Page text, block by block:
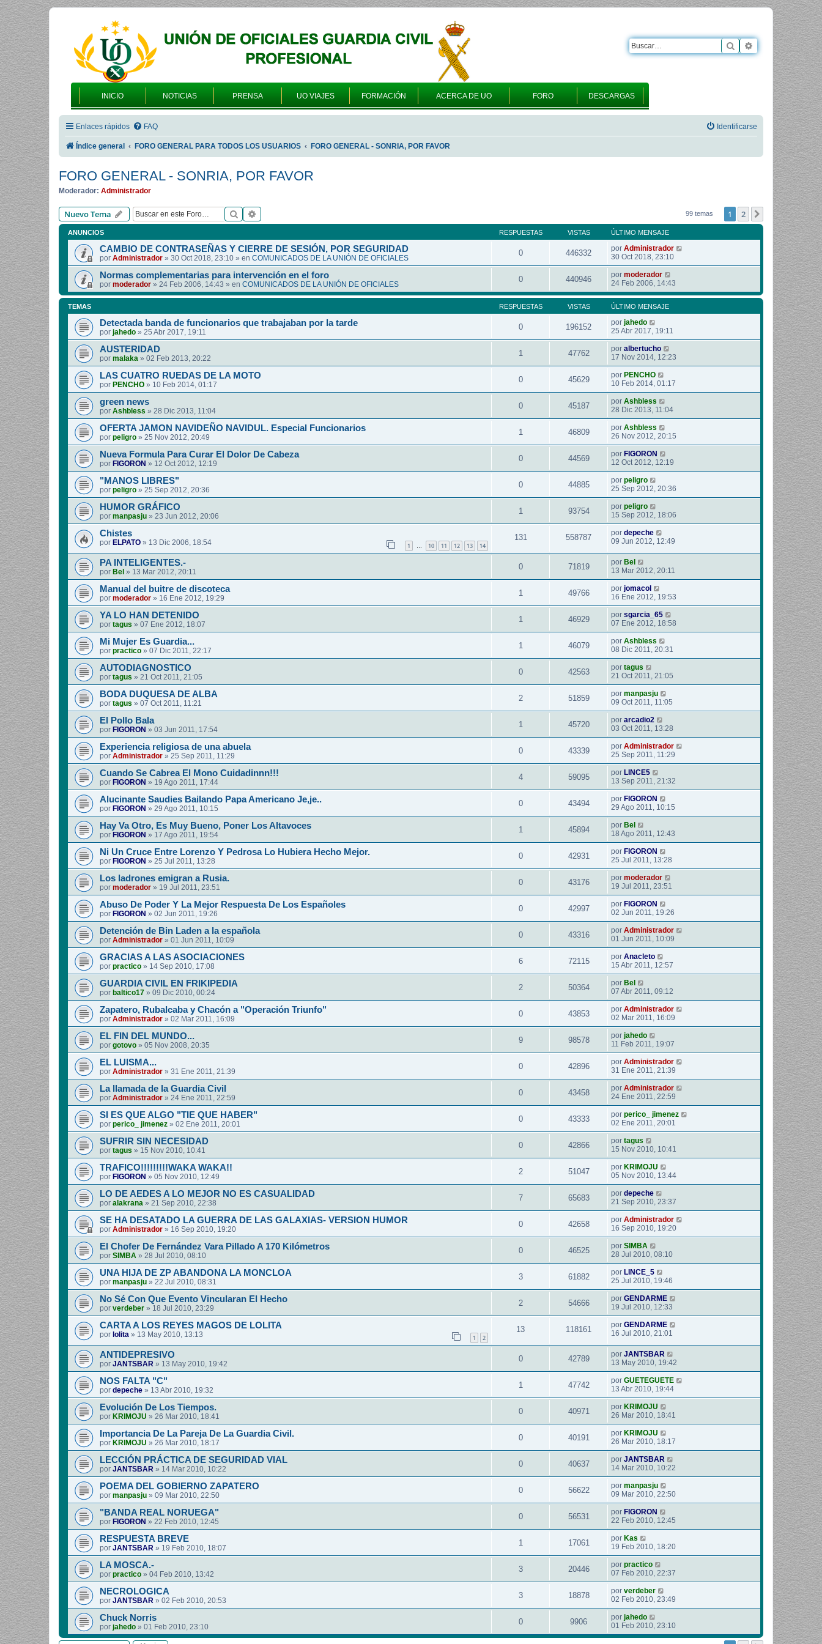
INICIO NOTICIAS PRENSA UO VIAJES FORMACIÓN ACERCA DE UO FORO DESCARGAS
Buscar Búsqueda
Enlaces rápidos FAQ Identificarse
Índice general FORO GENERAL PARA TODOS LOS USUARIOS FORO GENERAL - SONRIA, POR FAVOR
FORO GENERAL - SONRIA, POR FAVOR
Moderador: Administrador
Nuevo Tema Buscar 99 temas 1 2 Siguiente
ANUNCIOS RESPUESTAS VISTAS ÚLTIMO MENSAJE
CAMBIO DE CONTRASEÑAS Y CIERRE DE SESIÓN, POR SEGURIDAD
por Administrador » 30 Oct 2018, 23:10 » en COMUNICADOS DE LA UNIÓN DE OFICIALES
0 446332 por Administrador
30 Oct 2018, 23:10
Normas complementarias para intervención en el foro
por moderador » 24 Feb 2006, 14:43 » en COMUNICADOS DE LA UNIÓN DE OFICIALES
0 440946 por moderador
24 Feb 2006, 14:43
TEMAS RESPUESTAS VISTAS ÚLTIMO MENSAJE
Detectada banda de funcionarios que trabajaban por la tarde
por jahedo » 25 Abr 2017, 19:11
0 196152 por jahedo
25 Abr 2017, 19:11
AUSTERIDAD
por malaka » 02 Feb 2013, 20:22
1 47762 por albertucho
17 Nov 2014, 12:23
LAS CUATRO RUEDAS DE LA MOTO
por PENCHO » 10 Feb 2014, 01:17
0 45629 por PENCHO
10 Feb 2014, 01:17
green news
por Ashbless » 28 Dic 2013, 11:04
0 45187 por Ashbless
28 Dic 2013, 11:04
OFERTA JAMON NAVIDEÑO NAVIDUL. Especial Funcionarios
por peligro » 25 Nov 2012, 20:49
1 46809 por Ashbless
26 Nov 2012, 20:15
Nueva Formula Para Curar El Dolor De Cabeza
por FIGORON » 12 Oct 2012, 12:19
0 44569 por FIGORON
12 Oct 2012, 12:19
"MANOS LIBRES"
por peligro » 25 Sep 2012, 20:36
0 44885 por peligro
25 Sep 2012, 20:36
HUMOR GRÁFICO
por manpasju » 23 Jun 2012, 20:06
1 93754 por peligro
15 Sep 2012, 18:06
Chistes
por ELPATO » 13 Dic 2006, 18:54 1 10 11 12 13 14
131 558787 por depeche
09 Jun 2012, 12:49
PA INTELIGENTES.-
por Bel » 13 Mar 2012, 20:11
0 71819 por Bel
13 Mar 2012, 20:11
Manual del buitre de discoteca
por moderador » 16 Ene 2012, 19:29
1 49766 por jomacol
16 Ene 2012, 19:53
YA LO HAN DETENIDO
por tagus » 07 Ene 2012, 18:07
1 46929 por sgarcia_65
07 Ene 2012, 18:58
Mi Mujer Es Guardia...
por practico » 07 Dic 2011, 22:17
1 46079 por Ashbless
08 Dic 2011, 20:31
AUTODIAGNOSTICO
por tagus » 21 Oct 2011, 21:05
0 42563 por tagus
21 Oct 2011, 21:05
BODA DUQUESA DE ALBA
por tagus » 07 Oct 2011, 11:21
2 51859 por manpasju
09 Oct 2011, 11:05
El Pollo Bala
por FIGORON » 03 Jun 2011, 17:54
1 45720 por arcadio2
03 Oct 2011, 13:28
Experiencia religiosa de una abuela
por Administrador » 25 Sep 2011, 11:29
0 43339 por Administrador
25 Sep 2011, 11:29
Cuando Se Cabrea El Mono Cuidadinnn!!!
por FIGORON » 19 Ago 2011, 17:44
4 59095 por LINCE5
13 Sep 2011, 21:32
Alucinante Saudies Bailando Papa Americano Je,je..
por FIGORON » 29 Ago 2011, 10:15
0 43494 por FIGORON
29 Ago 2011, 10:15
Hay Va Otro, Es Muy Bueno, Poner Los Altavoces
por FIGORON » 17 Ago 2011, 19:54
1 45894 por Bel
18 Ago 2011, 12:43
Ni Un Cruce Entre Lorenzo Y Pedrosa Lo Hubiera Hecho Mejor.
por FIGORON » 25 Jul 2011, 13:28
0 42931 por FIGORON
25 Jul 2011, 13:28
Los ladrones emigran a Rusia.
por moderador » 19 Jul 2011, 23:51
0 43176 por moderador
19 Jul 2011, 23:51
Abuso De Poder Y La Mejor Respuesta De Los Españoles
por FIGORON » 02 Jun 2011, 19:26
0 42997 por FIGORON
02 Jun 2011, 19:26
Detención de Bin Laden a la española
por Administrador » 01 Jun 2011, 10:09
0 43316 por Administrador
01 Jun 2011, 10:09
GRACIAS A LAS ASOCIACIONES
por practico » 14 Sep 2010, 17:08
6 72115 por Anacleto
15 Abr 2011, 12:57
GUARDIA CIVIL EN FRIKIPEDIA
por baltico17 » 09 Dic 2010, 00:24
2 50364 por Bel
07 Abr 2011, 09:12
Zapatero, Rubalcaba y Chacón a "Operación Triunfo"
por Administrador » 02 Mar 2011, 16:09
0 43853 por Administrador
02 Mar 2011, 16:09
EL FIN DEL MUNDO...
por gotovo » 05 Nov 2008, 20:35
9 98578 por jahedo
11 Feb 2011, 19:07
EL LUISMA...
por Administrador » 31 Ene 2011, 21:39
0 42896 por Administrador
31 Ene 2011, 21:39
La llamada de la Guardia Civil
por Administrador » 24 Ene 2011, 22:59
0 43458 por Administrador
24 Ene 2011, 22:59
SI ES QUE ALGO "TIE QUE HABER"
por perico_ jimenez » 02 Ene 2011, 20:01
0 43333 por perico_ jimenez
02 Ene 2011, 20:01
SUFRIR SIN NECESIDAD
por tagus » 15 Nov 2010, 10:41
0 42866 por tagus
15 Nov 2010, 10:41
TRAFICO!!!!!!!!!WAKA WAKA!!
por FIGORON » 05 Nov 2010, 12:49
2 51047 por KRIMOJU
05 Nov 2010, 13:44
LO DE AEDES A LO MEJOR NO ES CASUALIDAD
por alakrana » 21 Sep 2010, 22:38
7 65683 por depeche
21 Sep 2010, 23:37
SE HA DESATADO LA GUERRA DE LAS GALAXIAS- VERSION HUMOR
por Administrador » 16 Sep 2010, 19:20
0 42658 por Administrador
16 Sep 2010, 19:20
El Chofer De Fernández Vara Pillado A 170 Kilómetros
por SIMBA » 28 Jul 2010, 08:10
0 46525 por SIMBA
28 Jul 2010, 08:10
UNA HIJA DE ZP ABANDONA LA MONCLOA
por manpasju » 22 Jul 2010, 08:31
3 61882 por LINCE_5
25 Jul 2010, 19:46
No Sé Con Que Evento Vincularan El Hecho
por verdeber » 18 Jul 2010, 23:29
2 54666 por GENDARME
19 Jul 2010, 12:33
CARTA A LOS REYES MAGOS DE LOLITA
por lolita » 13 May 2010, 13:13 1 2
13 118161 por GENDARME
16 Jul 2010, 21:01
ANTIDEPRESIVO
por JANTSBAR » 13 May 2010, 19:42
0 42789 por JANTSBAR
13 May 2010, 19:42
NOS FALTA "C"
por depeche » 13 Abr 2010, 19:32
1 47742 por GUETEGUETE
13 Abr 2010, 19:44
Evolución De Los Tiempos.
por KRIMOJU » 26 Mar 2010, 18:41
0 40971 por KRIMOJU
26 Mar 2010, 18:41
Importancia De La Pareja De La Guardia Civil.
por KRIMOJU » 26 Mar 2010, 18:17
0 40191 por KRIMOJU
26 Mar 2010, 18:17
LECCIÓN PRÁCTICA DE SEGURIDAD VIAL
por JANTSBAR » 14 Mar 2010, 10:22
0 40637 por JANTSBAR
14 Mar 2010, 10:22
POEMA DEL GOBIERNO ZAPATERO
por manpasju » 09 Mar 2010, 22:50
0 56622 por manpasju
09 Mar 2010, 22:50
"BANDA REAL NORUEGA"
por FIGORON » 22 Feb 2010, 12:45
0 56531 por FIGORON
22 Feb 2010, 12:45
RESPUESTA BREVE
por JANTSBAR » 19 Feb 2010, 18:07
1 17061 por Kas
19 Feb 2010, 18:20
LA MOSCA.-
por practico » 04 Feb 2010, 13:42
3 20446 por practico
07 Feb 2010, 22:37
NECROLOGICA
por JANTSBAR » 02 Feb 2010, 20:53
3 18878 por verdeber
02 Feb 2010, 23:49
Chuck Norris
por jahedo » 01 Feb 2010, 23:10
0 9906 por jahedo
01 Feb 2010, 23:10